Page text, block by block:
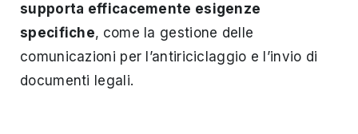
supporta efficacemente esigenze
specifiche, come la gestione delle
comunicazioni per l’antiriciclaggio e l’invio di
documenti legali.